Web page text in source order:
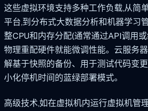
这些虚拟环境支持多种工作负载,从简
平台,到分布式大数据分析和机器学习
整CPU和内存分配(通常通过API调用
物理重配硬件就能微调性能。云服务
解基于快照的备份、用于测试代码变
小化停机时间的蓝绿部署模式。
高级技术,如在虚拟机内运行虚拟机管